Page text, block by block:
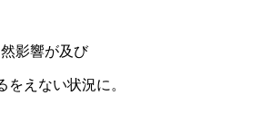
影響が及び
えない状況に。